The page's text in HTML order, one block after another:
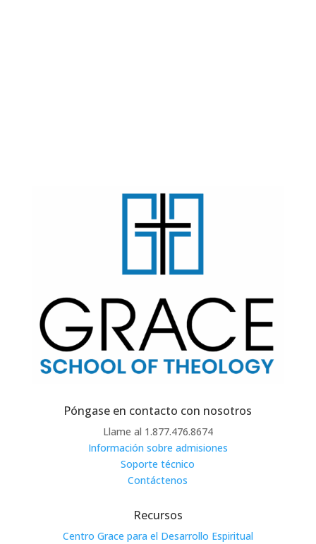
Póngase en contacto con nosotros
Llame al 1.877.476.8674
Información sobre admisiones
Soporte técnico
Contáctenos
Recursos
Centro Grace para el Desarrollo Espiritual